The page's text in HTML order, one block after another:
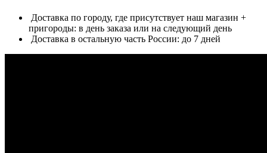
Доставка по городу, где присутствует наш магазин +
пригороды: в день заказа или на следующий день
Доставка в остальную часть России: до 7 дней